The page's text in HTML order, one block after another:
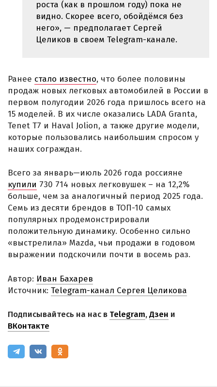
роста (как в прошлом году) пока не
видно. Скорее всего, обойдёмся без
него», — предполагает Сергей
Целиков в своем Telegram-канале.
Ранее стало известно, что более половины
продаж новых легковых автомобилей в России в
первом полугодии 2026 года пришлось всего на
15 моделей. В их числе оказались LADA Granta,
Tenet T7 и Haval Jolion, а также другие модели,
которые пользовались наибольшим спросом у
наших сограждан.
Всего за январь—июль 2026 года россияне
купили 730 714 новых легковушек – на 12,2%
больше, чем за аналогичный период 2025 года.
Семь из десяти брендов в ТОП-10 самых
популярных продемонстрировали
положительную динамику. Особенно сильно
«выстрелила» Mazda, чьи продажи в годовом
выражении подскочили почти в восемь раз.
Автор: Иван Бахарев
Источник: Telegram-канал Сергея Целикова
Подписывайтесь на нас в Telegram,Дзен и
ВКонтакте